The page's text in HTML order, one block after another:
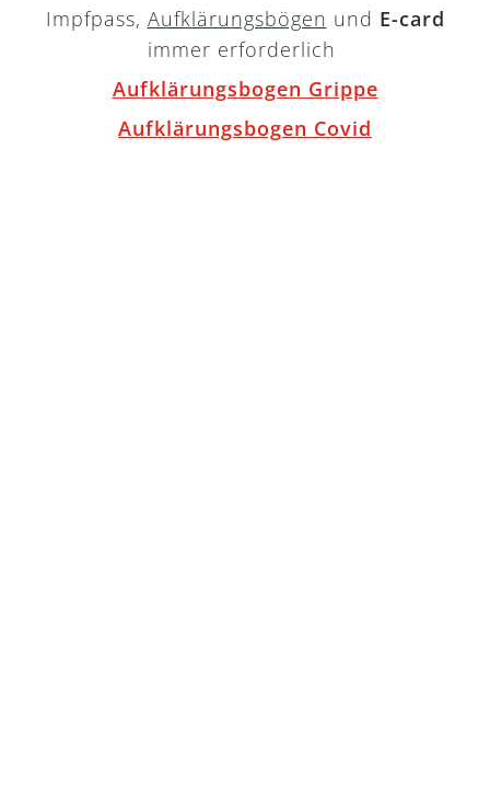
Impfpass, Aufklärungsbögen und E-card
immer erforderlich
Aufklärungsbogen Grippe
Aufklärungsbogen Covid